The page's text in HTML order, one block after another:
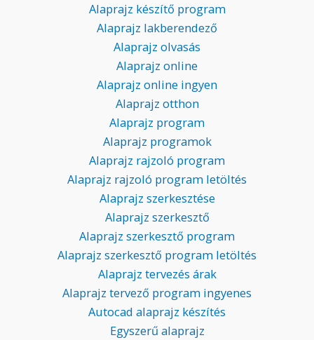
Alaprajz készítő program
Alaprajz lakberendező
Alaprajz olvasás
Alaprajz online
Alaprajz online ingyen
Alaprajz otthon
Alaprajz program
Alaprajz programok
Alaprajz rajzoló program
Alaprajz rajzoló program letöltés
Alaprajz szerkesztése
Alaprajz szerkesztő
Alaprajz szerkesztő program
Alaprajz szerkesztő program letöltés
Alaprajz tervezés árak
Alaprajz tervező program ingyenes
Autocad alaprajz készítés
Egyszerű alaprajz